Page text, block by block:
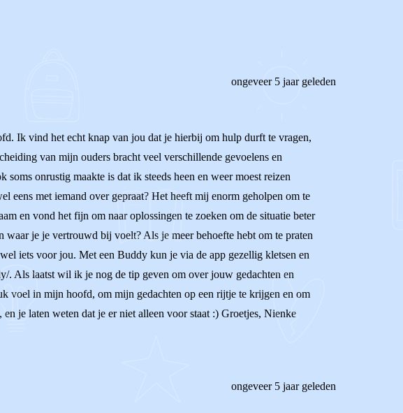
ongeveer 5 jaar geleden
Ik vind het echt knap van jou dat je hierbij om hulp durft te vragen,
van mijn ouders bracht veel verschillende gevoelens en
onrustig maakte is dat ik steeds heen en weer moest reizen
eens met iemand over gepraat? Het heeft mij enorm geholpen om te
en vond het fijn om naar oplossingen te zoeken om de situatie beter
je je vertrouwd bij voelt? Als je meer behoefte hebt om te praten
iets voor jou. Met een Buddy kun je via de app gezellig kletsen en
Als laatst wil ik je nog de tip geven om over jouw gedachten en
voel in mijn hoofd, om mijn gedachten op een rijtje te krijgen en om
je laten weten dat je er niet alleen voor staat :) Groetjes, Nienke
ongeveer 5 jaar geleden